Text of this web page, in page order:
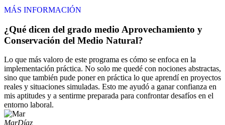
MÁS INFORMACIÓN
¿Qué dicen del grado medio Aprovechamiento y
Conservación del Medio Natural?
Lo que más valoro de este programa es cómo se enfoca en la
implementación práctica. No solo me quedé con nociones abstractas,
sino que también pude poner en práctica lo que aprendí en proyectos
reales y situaciones simuladas. Esto me ayudó a ganar confianza en
mis aptitudes y a sentirme preparada para confrontar desafíos en el
entorno laboral.
MarDíaz